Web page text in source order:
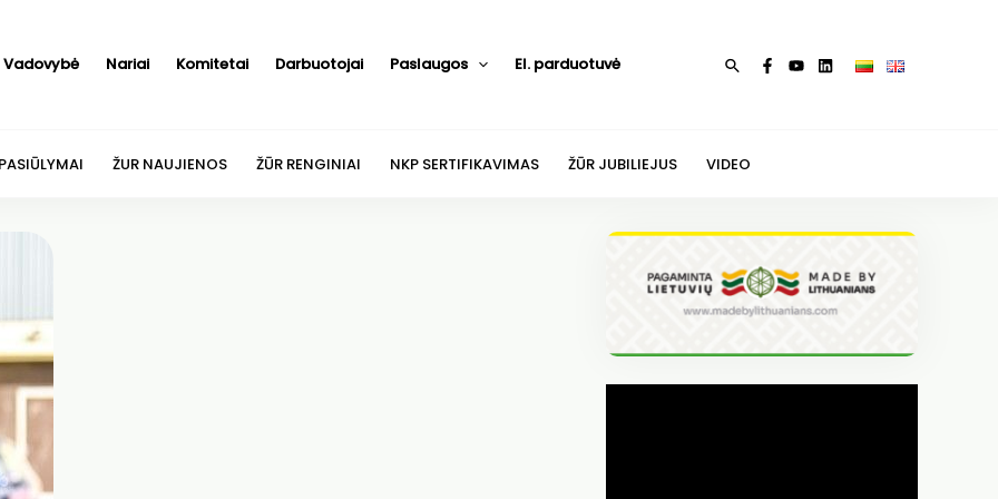
Vadovybė Nariai Komitetai Darbuotojai Paslaugos El. parduotuvė Paieška
ŽUR NAUJIENOS ŽŪR RENGINIAI NKP SERTIFIKAVIMAS ŽŪR JUBILIEJUS VIDEO